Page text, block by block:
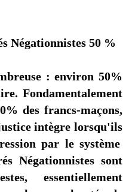
Négationnistes 50 %
: environ 50%
Fondamentalement
des francs-maçons,
intègre lorsqu'ils
par le système
Négationnistes sont
essentiellement